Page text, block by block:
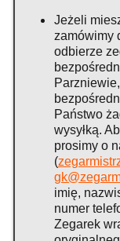
Jeżeli
zamówimy
odbierze
Państwo
wysyłką.
prosimy o
(
imię,
numer
Zegarek